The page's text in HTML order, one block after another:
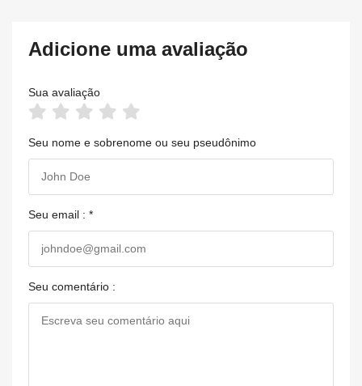
Adicione uma avaliação
Sua avaliação
Seu nome e sobrenome ou seu pseudônimo
Seu email : *
Seu comentário :